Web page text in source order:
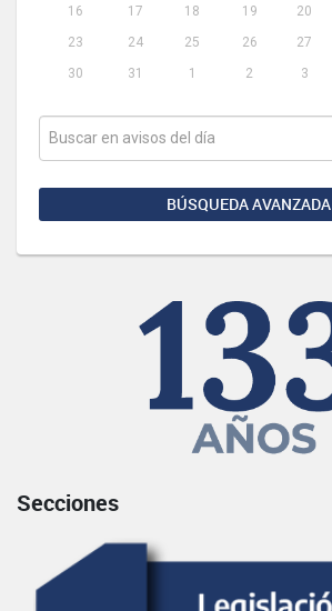
16
17 18 19 20
23
24 25 26 27
30
31 1 2 3
BÚSQUEDA AVANZADA
Secciones